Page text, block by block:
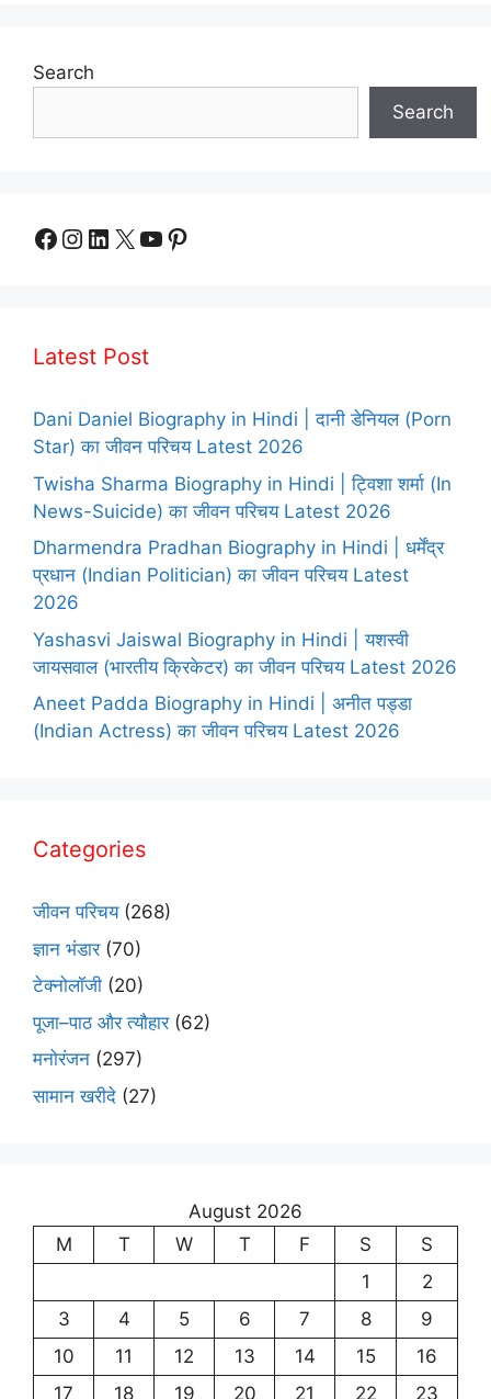
Search
Search
Facebook
Instagram
LinkedIn
X YouTube
Pinterest
Latest Post
Dani Daniel Biography in Hindi | दानी डेनियल (Porn
Star) का जीवन परिचय Latest 2026
Twisha Sharma Biography in Hindi | ट्विशा शर्मा (In
News-Suicide) का जीवन परिचय Latest 2026
Dharmendra Pradhan Biography in Hindi | धर्मेंद्र
प्रधान (Indian Politician) का जीवन परिचय Latest
2026
Yashasvi Jaiswal Biography in Hindi | यशस्वी
जायसवाल (भारतीय क्रिकेटर) का जीवन परिचय Latest 2026
Aneet Padda Biography in Hindi | अनीत पड्डा
(Indian Actress) का जीवन परिचय Latest 2026
Categories
जीवन परिचय(268)
ज्ञान भंडार(70)
टेक्नोलॉजी (20)
पूजा–पाठ और त्यौहार(62)
मनोरंजन (297)
सामान खरीदे (27)
August 2026
M
T W T F S
S
1
2
3
4 5 6 7 8
9
10
11 12 13 14 15
16
17
18 19 20 21 22 23